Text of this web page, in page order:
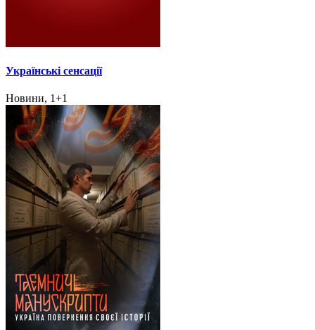
Українські сенсації
Новини, 1+1